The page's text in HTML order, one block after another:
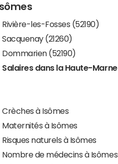
Rivière-les-Fosses (52190)
Sacquenay (21260)
Dommarien (52190)
Salaires dans la Haute-Marne
Crèches à Isômes
Maternités à Isômes
Risques naturels à Isômes
Nombre de médecins à Isômes